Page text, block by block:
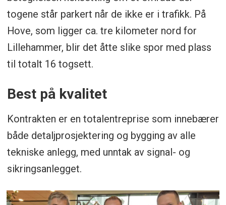
togene står parkert når de ikke er i trafikk. På
Hove, som ligger ca. tre kilometer nord for
Lillehammer, blir det åtte slike spor med plass
til totalt 16 togsett.
Best på kvalitet
Kontrakten er en totalentreprise som innebærer
både detaljprosjektering og bygging av alle
tekniske anlegg, med unntak av signal- og
sikringsanlegget.